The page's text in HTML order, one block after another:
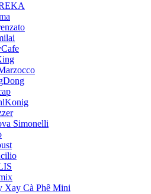
Simonelli
Xay Cà Phê Mini